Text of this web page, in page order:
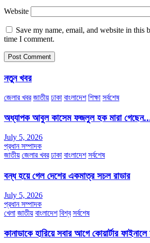
Website
Save my name, email, and website in this
time I comment.
নতুন খবর
জেলার খবর জাতীয় ঢাকা বাংলাদেশ শিক্ষা সর্বশেষ
অধ্যাপক আবুল কাসেম ফজলুল হক মারা
July 5, 2026
প্রধান সম্পাদক
জাতীয় জেলার খবর ঢাকা বাংলাদেশ সর্বশেষ
বন্ধ হয়ে গেল দেশের একমাত্র সচল রাডার
July 5, 2026
প্রধান সম্পাদক
খেলা জাতীয় বাংলাদেশ বিশ্ব সর্বশেষ
কানাডাকে হারিয়ে সবার আগে কোয়ার্টার